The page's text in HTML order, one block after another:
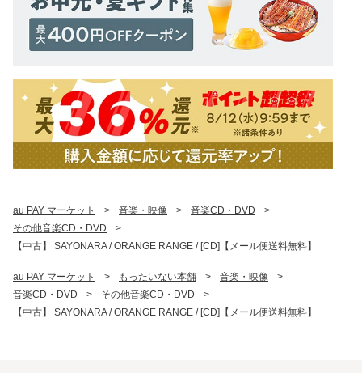
au PAY マーケット > 音楽・映像 > 音楽CD・DVD
>
その他音楽CD・DVD
>
【中古】 SAYONARA / ORANGE RANGE / [CD]【メール便送料無料】
au PAY マーケット > もったいない本舗 > 音楽・映像
>
音楽CD・DVD
> その他音楽CD・DVD
>
【中古】 SAYONARA / ORANGE RANGE / [CD]【メール便送料無料】